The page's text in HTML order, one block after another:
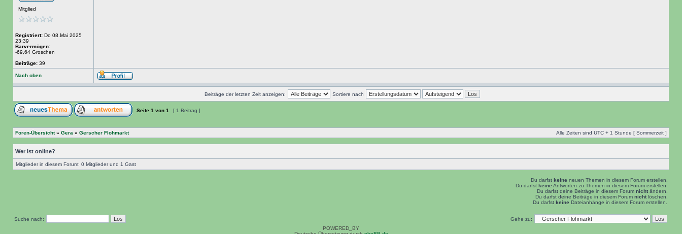
Mitglied
Registriert: Do 08.Mai 2025
23:39
Barvermögen:
-69,64 Groschen
Beiträge: 39
Nach oben
Beiträge der letzten Zeit anzeigen: Sortiere nach
Seite 1 von 1 [ 1 Beitrag ]
Foren-Übersicht» Gera » Gerscher Flohmarkt Alle Zeiten sind UTC + 1 Stunde [ Sommerzeit ]
Wer ist online?
Mitglieder in diesem Forum: 0 Mitglieder und 1 Gast
Du darfst keine neuen Themen in diesem Forum erstellen.
Du darfst keine Antworten zu Themen in diesem Forum erstellen.
Du darfst deine Beiträge in diesem Forum nicht ändern.
Du darfst deine Beiträge in diesem Forum nicht löschen.
Du darfst keine Dateianhänge in diesem Forum erstellen.
Suche nach:
Gehe zu:
POWERED_BY